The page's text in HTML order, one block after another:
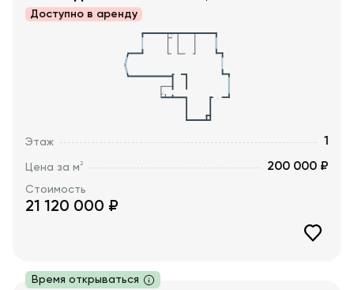
Доступно в аренду
Этаж 1
Цена за м2 200 000 ₽
Стоимость
21 120 000 ₽
Время открываться